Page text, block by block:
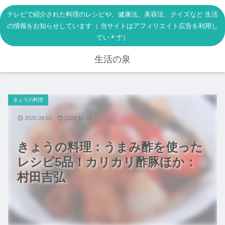
テレビで紹介された料理のレシピや、健康法、美容法、クイズなど 生活
の情報をお知らせしています（ 当サイトはアフィリエイト広告を利用し
ています）
生活の泉
きょうの料理：うまみ酢を使った
レシピ5品！カリカリ酢豚ほか：
村田吉弘
きょうの料理
2020.09.01 2023.10.04